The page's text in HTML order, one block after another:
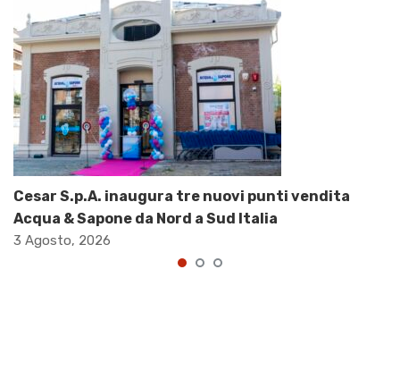
Cesar S.p.A. inaugura tre nuovi punti vendita
Acqua & Sapone da Nord a Sud Italia
3 Agosto, 2026